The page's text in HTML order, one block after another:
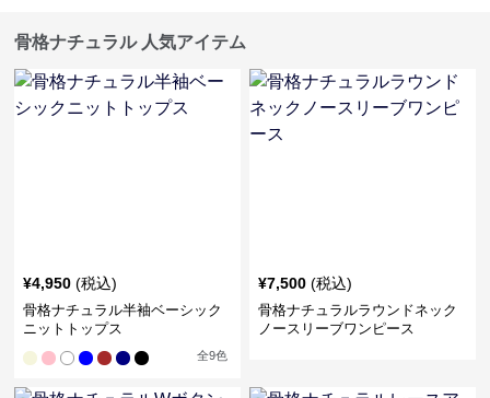
骨格ナチュラル 人気アイテム
¥4,950 (税込)
骨格ナチュラル半袖ベーシック
ニットトップス
全9色
¥7,500 (税込)
骨格ナチュラルラウンドネック
ノースリーブワンピース